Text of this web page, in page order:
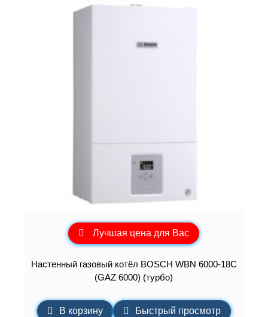
Лучшая цена для Вас
Настенный газовый котёл BOSCH WBN 6000-18C
(GAZ 6000) (турбо)
В корзину Быстрый просмотр